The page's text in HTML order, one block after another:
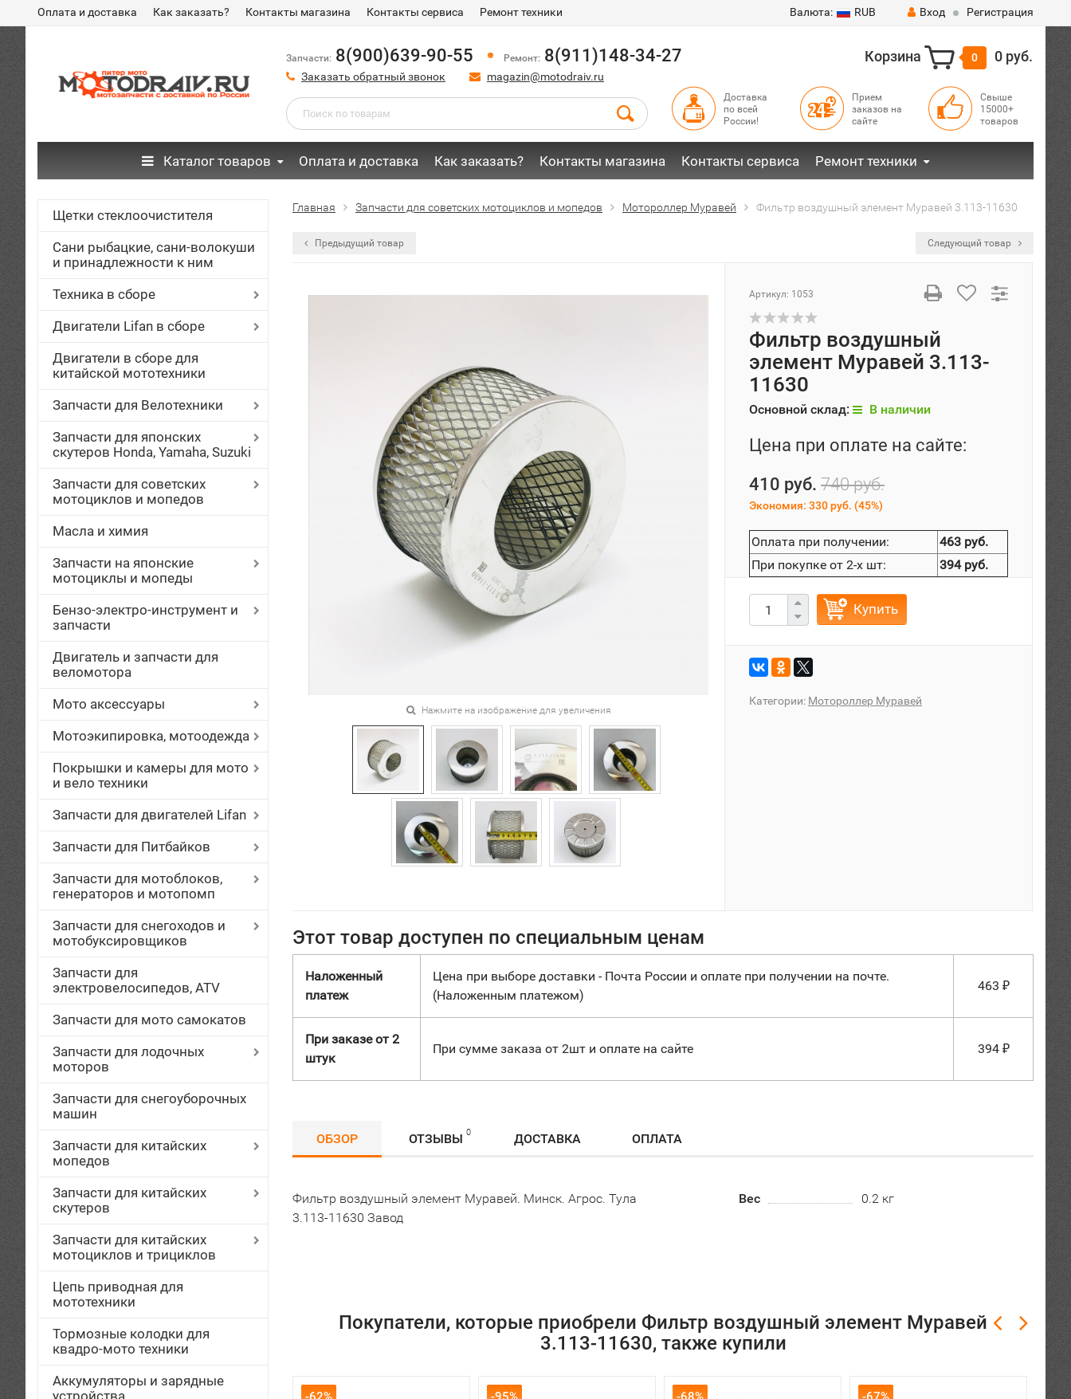
Оплата и доставка Как заказать? Контакты магазина Контакты сервиса Ремонт техники Валюта: RUB Вход Регистрация
Запчасти: 8(900)639-90-55 Ремонт: 8(911)148-34-27
Заказать обратный звонок magazin@motodraiv.ru
Корзина 0 0 руб.
Доставка
по всей
России!
Прием
заказов на
сайте
Свыше
15000+
товаров
Каталог товаров Оплата и доставка Как заказать? Контакты магазина Контакты сервиса Ремонт техники
Щетки стеклоочистителя
Сани рыбацкие, сани-волокуши
и принадлежности к ним
Техника в сборе
Двигатели Lifan в сборе
Двигатели в сборе для
китайской мототехники
Запчасти для Велотехники
Запчасти для японских
скутеров Honda, Yamaha, Suzuki
Запчасти для советских
мотоциклов и мопедов
Масла и химия
Запчасти на японские
мотоциклы и мопеды
Бензо-электро-инструмент и
запчасти
Двигатель и запчасти для
веломотора
Мото аксессуары
Мотоэкипировка, мотоодежда
Покрышки и камеры для мото
и вело техники
Запчасти для двигателей Lifan
Запчасти для Питбайков
Запчасти для мотоблоков,
генераторов и мотопомп
Запчасти для снегоходов и
мотобуксировщиков
Запчасти для
электровелосипедов, ATV
Запчасти для мото самокатов
Запчасти для лодочных
моторов
Запчасти для снегоуборочных
машин
Запчасти для китайских
мопедов
Запчасти для китайских
скутеров
Запчасти для китайских
мотоциклов и трициклов
Цепь приводная для
мототехники
Тормозные колодки для
квадро-мото техники
Аккумуляторы и зарядные
устройства
Главная Запчасти для советских мотоциклов и мопедов Мотороллер Муравей Фильтр воздушный элемент Муравей 3.113-11630
Предыдущий товар Следующий товар
Нажмите на изображение для увеличения
Артикул: 1053
Фильтр воздушный
элемент Муравей 3.113-
11630
Основной склад: В наличии
Цена при оплате на сайте:
410 руб. 740 руб.
Экономия: 330 руб. (45%)
Оплата при получении:
463 руб.
При покупке от 2-х шт:
394 руб.
Купить
Категории: Мотороллер Муравей
Этот товар доступен по специальным ценам
Наложенный
платеж
Цена при выборе доставки - Почта России и оплате при получении на почте.
(Наложенным платежом)
463 ₽
При заказе от 2
штук
При сумме заказа от 2шт и оплате на сайте 394 ₽
ОБЗОР ОТЗЫВЫ 0 ДОСТАВКА ОПЛАТА
Фильтр воздушный элемент Муравей. Минск. Агрос. Тула
3.113-11630 Завод
Вес 0.2 кг
Покупатели, которые приобрели Фильтр воздушный элемент Муравей
3.113-11630, также купили